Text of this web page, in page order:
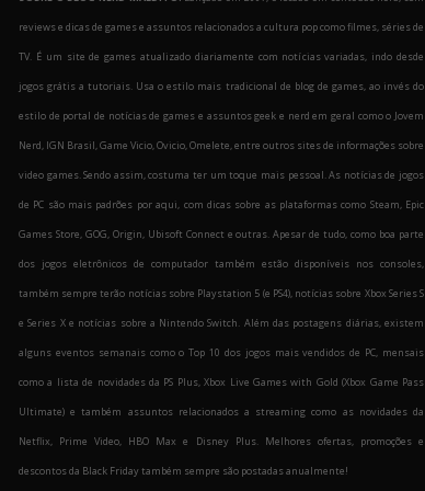
reviews e dicas de games e assuntos relacionados a cultura pop como filmes, séries de
TV. É um site de games atualizado diariamente com notícias variadas, indo desde
jogos grátis a tutoriais. Usa o estilo mais tradicional de blog de games, ao invés do
estilo de portal de notícias de games e assuntos geek e nerd em geral como o Jovem
Nerd, IGN Brasil, Game Vicio, Ovicio, Omelete, entre outros sites de informações sobre
video games. Sendo assim, costuma ter um toque mais pessoal. As notícias de jogos
de PC são mais padrões por aqui, com dicas sobre as plataformas como Steam, Epic
Games Store, GOG, Origin, Ubisoft Connect e outras. Apesar de tudo, como boa parte
dos jogos eletrônicos de computador também estão disponíveis nos consoles,
também sempre terão notícias sobre Playstation 5 (e PS4), notícias sobre Xbox Series S
e Series X e notícias sobre a Nintendo Switch. Além das postagens diárias, existem
alguns eventos semanais como o Top 10 dos jogos mais vendidos de PC, mensais
como a lista de novidades da PS Plus, Xbox Live Games with Gold (Xbox Game Pass
Ultimate) e também assuntos relacionados a streaming como as novidades da
Netflix, Prime Video, HBO Max e Disney Plus. Melhores ofertas, promoções e
descontos da Black Friday também sempre são postadas anualmente!